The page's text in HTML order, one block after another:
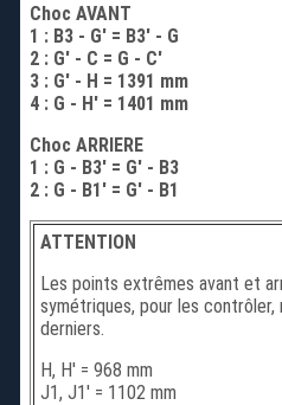
Choc AVANT
1 : B3 - G' = B3' - G
2 : G' - C = G - C'
3 : G' - H = 1391 mm
4 : G - H' = 1401 mm
Choc ARRIERE
1 : G - B3' = G' - B3
2 : G - B1' = G' - B1
ATTENTION
Les points extrêmes avant et
symétriques, pour les
derniers.
H, H' = 968 mm
J1, J1' = 1102 mm